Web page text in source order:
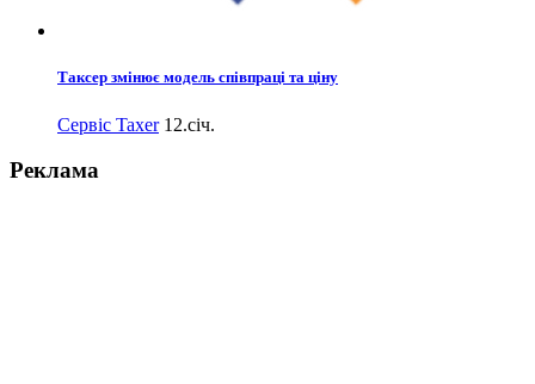
Таксер змінює модель співпраці та ціну
Сервіс Taxer 12.січ.
Реклама